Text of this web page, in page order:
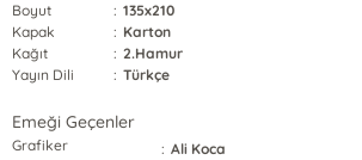
Boyut
: 135x210
Kapak
: Karton
Kağıt
: 2.Hamur
Yayın Dili
: Türkçe
Emeği Geçenler
Grafiker : Ali Koca